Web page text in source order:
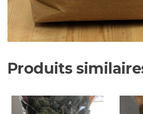
Produits